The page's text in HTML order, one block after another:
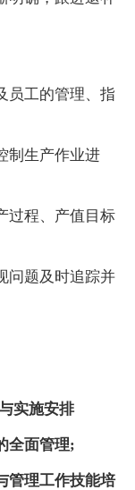
工的管理、指
生产作业进
程、产值目标
题及时追踪并
实施安排
全面管理;
理工作技能培